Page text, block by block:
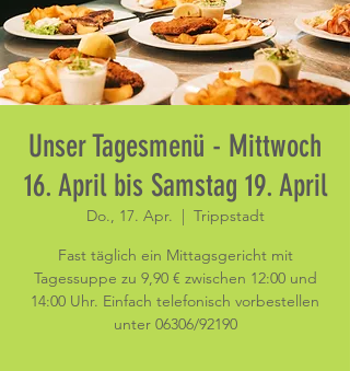
Unser Tagesmenü - Mittwoch
16. April bis Samstag 19. April
Do., 17. Apr.
  |
Trippstadt
Fast täglich ein Mittagsgericht mit
Tagessuppe zu 9,90 € zwischen 12:00 und
14:00 Uhr. Einfach telefonisch vorbestellen
unter 06306/92190